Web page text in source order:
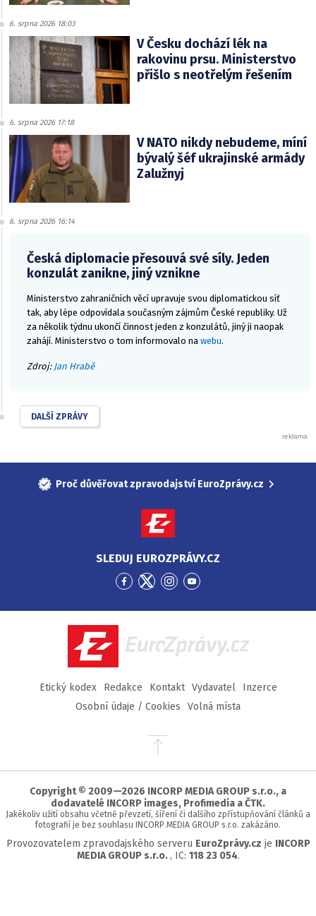
6. srpna 2026 18:03
V Česku dochází lék na
rakovinu prsu. Ministerstvo
přišlo s neotřelým řešením
6. srpna 2026 17:18
V NATO nikdy nebudeme, míní
bývalý šéf ukrajinské armády
Zalužnyj
6. srpna 2026 16:14
Česká diplomacie přesouvá své síly. Jeden
konzulát zanikne, jiný vznikne
Ministerstvo zahraničních věcí upravuje svou diplomatickou síť
tak, aby lépe odpovídala současným zájmům České republiky. Už
za několik týdnu ukončí činnost jeden z konzulátů, jiný ji naopak
zahájí. Ministerstvo o tom informovalo na webu.
Zdroj: Jan Hrabě
DALŠÍ ZPRÁVY
Proč důvěřovat zpravodajství EuroZprávy.cz
SLEDUJ EUROZPRÁVY.CZ
Přejít
Facebook
Přejít
Twitter
Přejít
Instagram
Přejít
YouTube
EuroZprávy.cz
Etický kodex Redakce Kontakt Vydavatel
Inzerce
Osobní údaje / Cookies
Volná místa
Přejít
stránky
Copyright © 2009—2026 INCORP MEDIA GROUP s.r.o., a
dodavatelé INCORP images, Profimedia a ČTK.
Jakékoliv užití obsahu včetně převzetí, šíření či dalšího zpřístupňování článků a
fotografií je bez souhlasu INCORP MEDIA GROUP s.r.o. zakázáno.
Provozovatelem zpravodajského serveru EuroZprávy.cz je INCORP
MEDIA GROUP s.r.o., IC: 118 23 054.